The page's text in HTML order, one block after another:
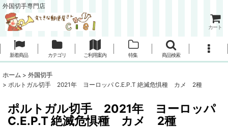
外国切手専門店
カート
新着商品 カテゴリ ご利用案内 特集 商品検索
ホーム > 外国切手
> ポルトガル切手 2021年 ヨーロッパ C.E.P.T 絶滅危惧種 カメ 2種
ポルトガル切手 2021年 ヨーロッパ
C.E.P.T 絶滅危惧種 カメ 2種